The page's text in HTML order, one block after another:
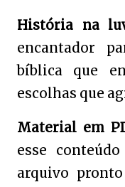
História na
encantador
bíblica que
escolhas que
Material em
esse
arquivo